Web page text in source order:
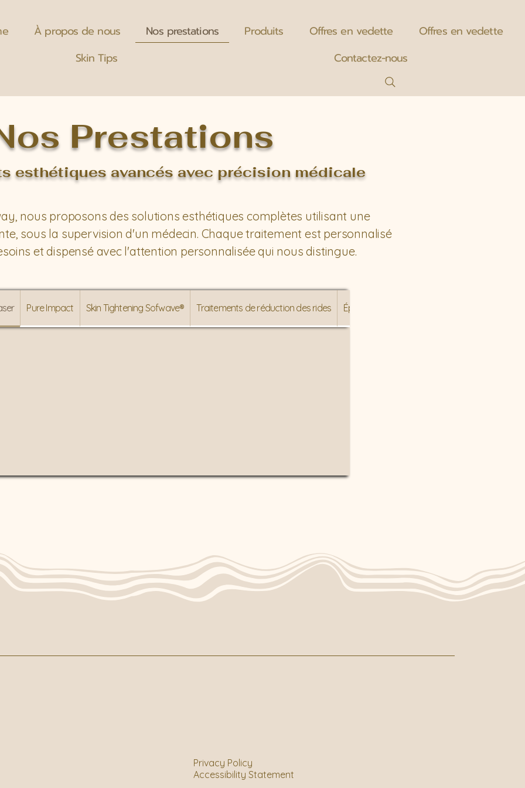
À propos de nous Nos prestations Produits Offres en vedette
Offres en vedette
Skin Tips
Contactez-nous
Prestations
esthétiques avancés avec précision médicale
nous proposons des solutions esthétiques complètes utilisant une
sous la supervision d'un médecin. Chaque traitement est personnalisé
et dispensé avec l'attention personnalisée qui nous distingue.
Pure Impact Skin Tightening Sofwave® Traitements de réduction des rides Épilation au laser
Privacy Policy
Accessibility Statement